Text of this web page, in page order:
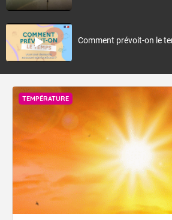
Comment prévoit-on le
TEMPÉRATURE